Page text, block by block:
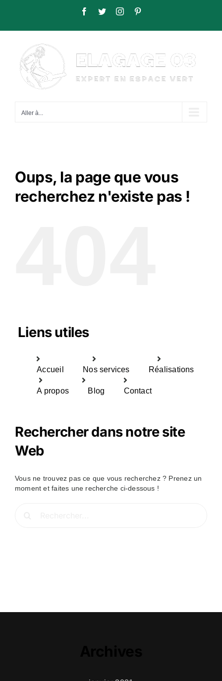
Facebook
TwitterInstagram
Aller à...
Oups, la page que vous
recherchez n'existe pas !
Liens utiles
Accueil Nos services Réalisations
A propos Blog Contact
Rechercher dans notre site
Web
Vous ne trouvez pas ce que vous recherchez ? Prenez un
moment et faites une recherche ci-dessous !